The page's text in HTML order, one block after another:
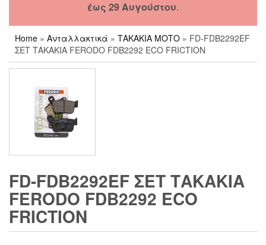
έως 29 Αυγούστου.
Home » Ανταλλακτικά » ΤΑΚΑΚΙΑ ΜΟΤΟ » FD-FDB2292EF
ΣΕΤ ΤΑΚΑΚΙΑ FERODO FDB2292 ECO FRICTION
FD-FDB2292EF ΣΕΤ ΤΑΚΑΚΙΑ
FERODO FDB2292 ECO
FRICTION